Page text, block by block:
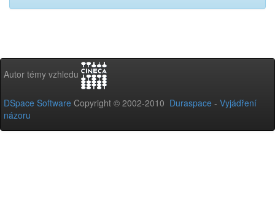
Autor témy vzhledu
DSpace Software Copyright © 2002-2010 Duraspace - Vyjádření
názoru